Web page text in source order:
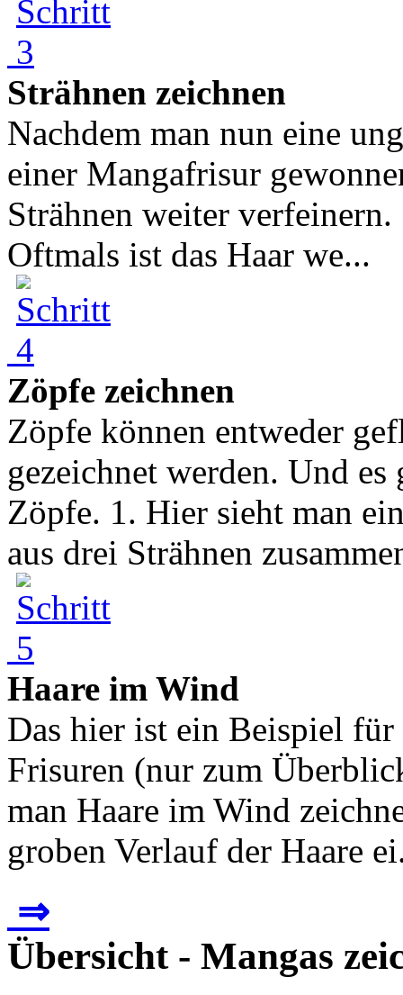
Strähnen zeichnen
Nachdem man nun eine
einer Mangafrisur
Strähnen weiter
Oftmals ist das Haar we...
Zöpfe zeichnen
Zöpfe können entweder
gezeichnet werden. Und
Zöpfe. 1. Hier sieht man
aus drei Strähnen
Haare im Wind
Das hier ist ein Beispiel
Frisuren (nur zum
man Haare im Wind
groben Verlauf der Haare
⇒
Übersicht - Mangas